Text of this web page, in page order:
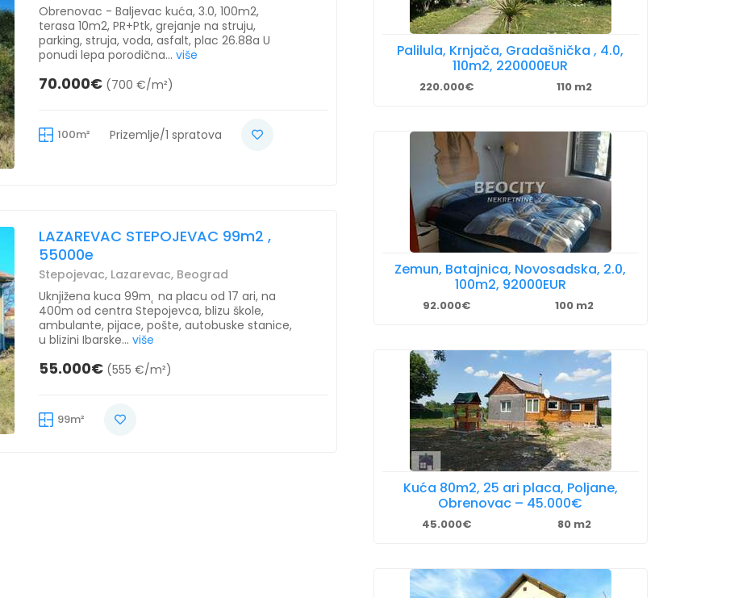
Obrenovac - Baljevac kuća, 3.0, 100m2,
terasa 10m2, PR+Ptk, grejanje na struju,
parking, struja, voda, asfalt, plac 26.88a U
ponudi lepa porodična... više
70.000€ (700 €/m²)
100m² Prizemlje/1 spratova
LAZAREVAC STEPOJEVAC 99m2 ,
55000e
Stepojevac, Lazarevac, Beograd
Uknjižena kuca 99m˛ na placu od 17 ari, na
400m od centra Stepojevca, blizu škole,
ambulante, pijace, pošte, autobuske stanice,
u blizini Ibarske... više
55.000€ (555 €/m²)
99m²
Palilula, Krnjača, Gradašnička , 4.0,
110m2, 220000EUR
220.000€ 110 m2
Zemun, Batajnica, Novosadska, 2.0,
100m2, 92000EUR
92.000€ 100 m2
Kuća 80m2, 25 ari placa, Poljane,
Obrenovac – 45.000€
45.000€ 80 m2